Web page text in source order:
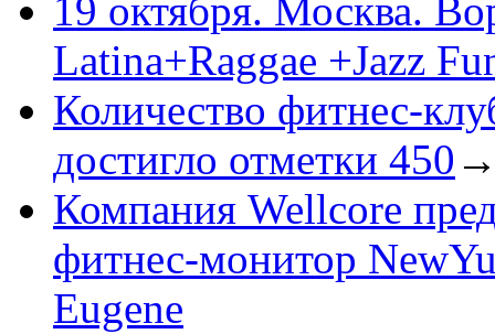
19 октября. Москва.
Latina+Raggae +Jazz
Количество фитнес-
достигло отметки 450
Компания Wellcore
фитнес-монитор
Eugene